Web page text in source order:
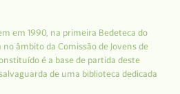
em 1990, na primeira Bedeteca do
âmbito da Comissão de Jovens de
é a base de partida deste
de uma biblioteca dedicada